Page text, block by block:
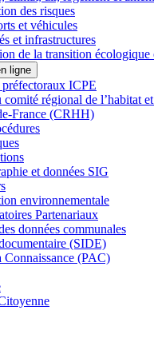
des risques
et véhicules
et infrastructures
de la transition écologique
ligne
préfectoraux ICPE
régional de l’habitat
France (CRHH)
et données SIG
environnementale
Partenariaux
données communales
(SIDE)
Connaissance (PAC)